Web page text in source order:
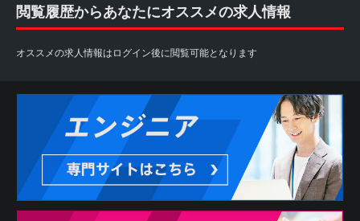
閲覧履歴からあなたにオススメの求人情報
オススメの求人情報はログイン後に閲覧可能となります